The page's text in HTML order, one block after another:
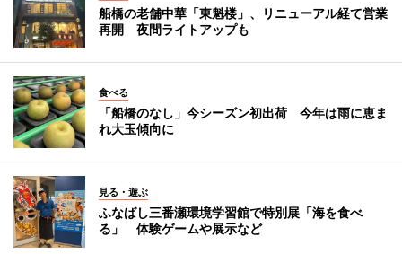
船橋の老舗中華「東魁楼」、リニューアル経て営業
再開 夜間ライトアップも
食べる
「船橋のなし」今シーズン初出荷 今年は雨に恵ま
れ大玉傾向に
見る・遊ぶ
ふなばし三番瀬環境学習館で特別展「海を食べ
る」 体験ゲームや展示など